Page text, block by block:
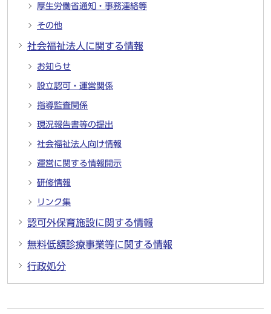
厚生労働省通知・事務連絡等
その他
社会福祉法人に関する情報
お知らせ
設立認可・運営関係
指導監査関係
現況報告書等の提出
社会福祉法人向け情報
運営に関する情報開示
研修情報
リンク集
認可外保育施設に関する情報
無料低額診療事業等に関する情報
行政処分